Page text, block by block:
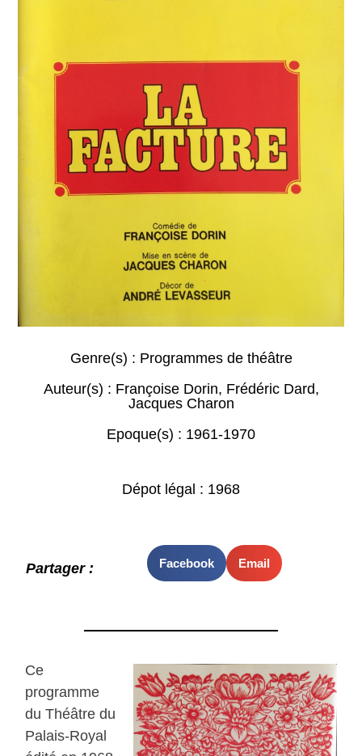
Genre(s) : Programmes de théâtre
Auteur(s) : Françoise Dorin, Frédéric Dard,
Jacques Charon
Epoque(s) : 1961-1970
Dépot légal : 1968
Partager : Facebook Email
Ce
programme
du Théâtre du
Palais-Royal